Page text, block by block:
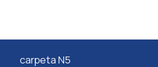
carpeta N5